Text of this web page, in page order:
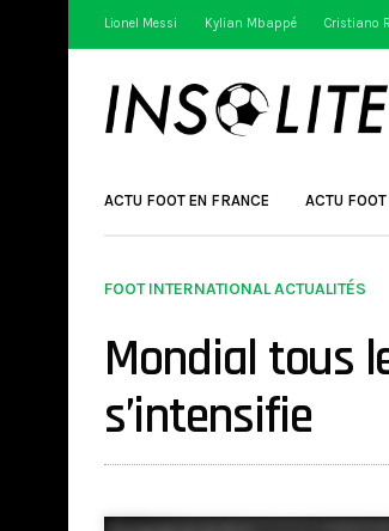
Lionel Messi Kylian Mbappé Cristiano
ACTU FOOT EN FRANCE ACTU
FOOT INTERNATIONAL ACTUALITÉS
Mondial tous
s’intensifie